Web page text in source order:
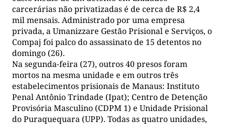
carcerárias não privatizadas é de cerca de R$ 2,4
mil mensais. Administrado por uma empresa
privada, a Umanizzare Gestão Prisional e Serviços, o
Compaj foi palco do assassinato de 15 detentos no
domingo (26).
Na segunda-feira (27), outros 40 presos foram
mortos na mesma unidade e em outros três
estabelecimentos prisionais de Manaus: Instituto
Penal Antônio Trindade (Ipat); Centro de Detenção
Provisória Masculino (CDPM 1) e Unidade Prisional
do Puraquequara (UPP). Todas as quatro unidades,